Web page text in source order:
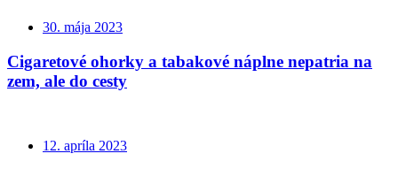
30. mája 2023
Cigaretové ohorky a tabakové náplne nepatria na
zem, ale do cesty
12. apríla 2023